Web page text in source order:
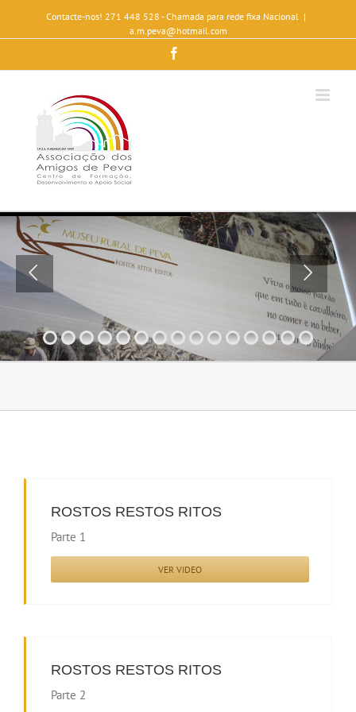
Contacte-nos! 271 448 528 - Chamada para rede fixa Nacional |
a.m.peva@hotmail.com
ROSTOS RESTOS RITOS
Parte 1
VER VIDEO
ROSTOS RESTOS RITOS
Parte 2